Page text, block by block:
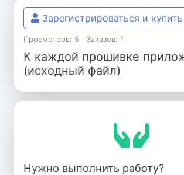
Зарегистрироваться и купить
Просмотров: 5 Заказов: 1
К каждой прошивке
(исходный файл)
Нужно выполнить работу?